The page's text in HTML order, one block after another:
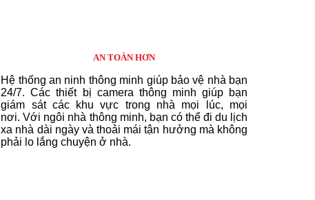
AN TOÀN HƠN
Hệ thống an ninh thông minh giúp bảo vệ nhà bạn
24/7. Các thiết bị camera thông minh giúp bạn
giám sát các khu vực trong nhà mọi lúc, mọi
nơi.Với ngôi nhà thông minh, bạn có thể đi du lịch
xa nhà dài ngày và thoải mái tận hưởng mà không
phải lo lắng chuyện ở nhà.